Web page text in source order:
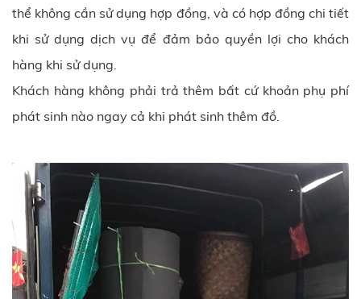
thể không cần sử dụng hợp đồng, và có hợp đồng chi tiết
khi sử dụng dịch vụ để đảm bảo quyền lợi cho khách
hàng khi sử dụng.
Khách hàng không phải trả thêm bất cứ khoản phụ phí
phát sinh nào ngay cả khi phát sinh thêm đồ.